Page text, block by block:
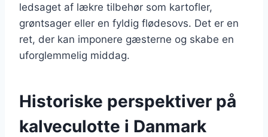
ledsaget af lækre tilbehør som kartofler,
grøntsager eller en fyldig flødesovs. Det er en
ret, der kan imponere gæsterne og skabe en
uforglemmelig middag.
Historiske perspektiver på
kalveculotte i Danmark